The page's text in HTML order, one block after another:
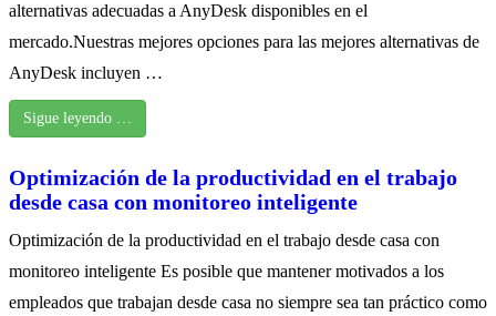
alternativas adecuadas a AnyDesk disponibles en el
mercado.Nuestras mejores opciones para las mejores alternativas de
AnyDesk incluyen …
Sigue leyendo …
Optimización de la productividad en el trabajo
desde casa con monitoreo inteligente
Optimización de la productividad en el trabajo desde casa con
monitoreo inteligente Es posible que mantener motivados a los
empleados que trabajan desde casa no siempre sea tan práctico como